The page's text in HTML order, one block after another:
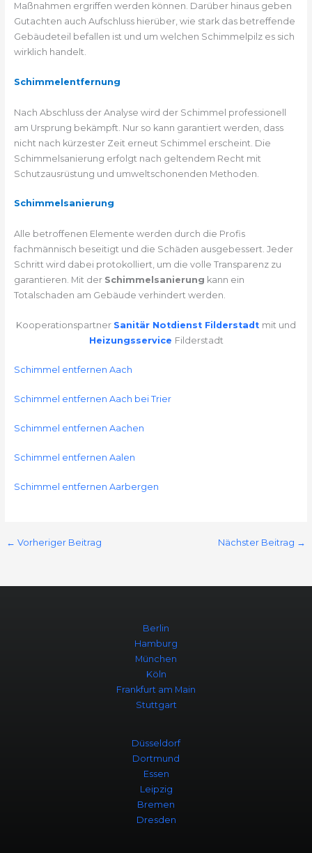
Maßnahmen ergriffen werden können. Darüber hinaus geben
Gutachten auch Aufschluss hierüber, wie stark das betreffende
Gebäudeteil befallen ist und um welchen Schimmelpilz es sich
wirklich handelt.
Schimmelentfernung
Nach Abschluss der Analyse wird der Schimmel professionell
am Ursprung bekämpft. Nur so kann garantiert werden, dass
nicht nach kürzester Zeit erneut Schimmel erscheint. Die
Schimmelsanierung erfolgt nach geltendem Recht mit
Schutzausrüstung und umweltschonenden Methoden.
Schimmelsanierung
Alle betroffenen Elemente werden durch die Profis
fachmännisch beseitigt und die Schäden ausgebessert. Jeder
Schritt wird dabei protokolliert, um die volle Transparenz zu
garantieren. Mit der Schimmelsanierung kann ein
Totalschaden am Gebäude verhindert werden.
Kooperationspartner Sanitär Notdienst Filderstadt mit und
Heizungsservice Filderstadt
Schimmel entfernen Aach
Schimmel entfernen Aach bei Trier
Schimmel entfernen Aachen
Schimmel entfernen Aalen
Schimmel entfernen Aarbergen
← Vorheriger Beitrag Nächster Beitrag →
Berlin
Hamburg
München
Köln
Frankfurt am Main
Stuttgart
Düsseldorf
Dortmund
Essen
Leipzig
Bremen
Dresden